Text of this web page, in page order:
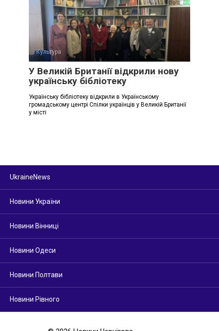
Культура
У Великій Британії відкрили нову
українську бібліотеку
Українську бібліотеку відкрили в Українському
громадському центрі Спілки українців у Великій Британії
у місті
UkraineNews
Новини України
Новини Вінниці
Новини Одеси
Новини Полтави
Новини Рівного